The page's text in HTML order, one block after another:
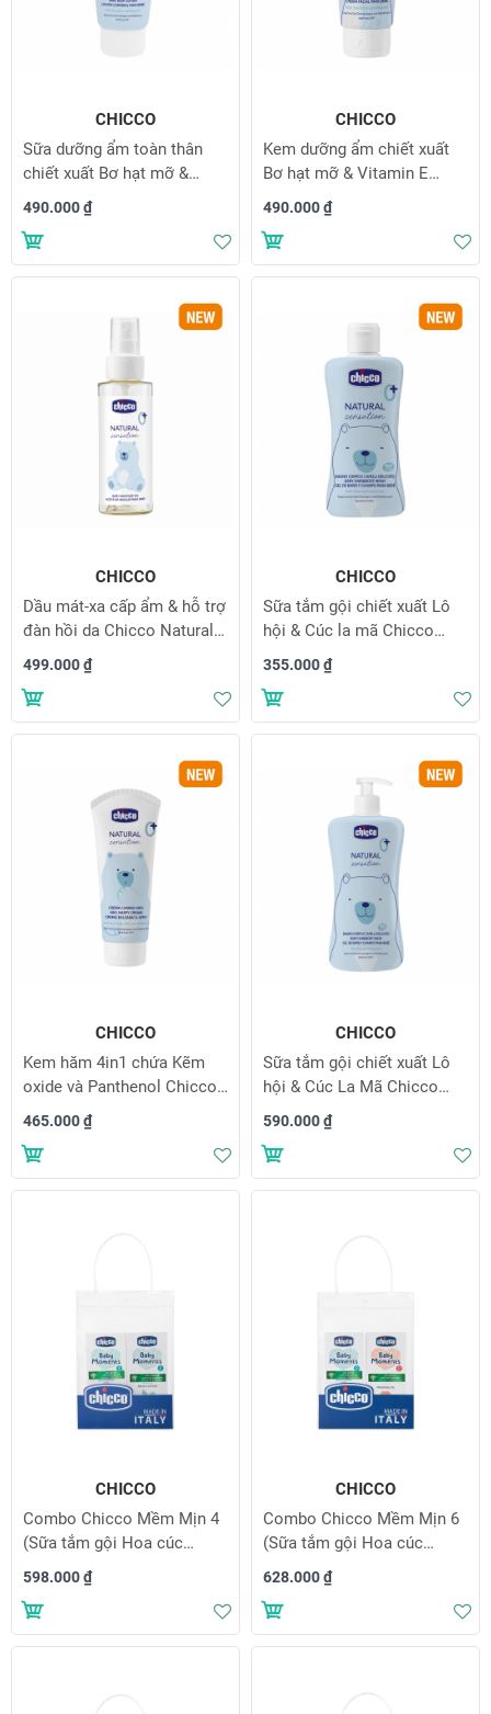
CHICCO
Sữa dưỡng ẩm toàn thân
chiết xuất Bơ hạt mỡ &
Vitamin E Chicco Natural
Sensation 0M+ 150ml
490.000 ₫
Thêm vào danh sách yêu thích
CHICCO
Kem dưỡng ẩm chiết xuất
Bơ hạt mỡ & Vitamin E
Chicco Natural Sensation
0M+ 50ml
490.000 ₫
CHICCO
Dầu mát-xa cấp ẩm & hỗ trợ
đàn hồi da Chicco Natural
Sensation 0M+
499.000 ₫
Thêm vào danh sách yêu thích
CHICCO
Sữa tắm gội chiết xuất Lô
hội & Cúc la mã Chicco
Natural Sensation 0M+
355.000 ₫
CHICCO
Kem hăm 4in1 chứa Kẽm
oxide và Panthenol Chicco
Natural Sensation 0M+
465.000 ₫
Thêm vào danh sách yêu thích
CHICCO
Sữa tắm gội chiết xuất Lô
hội & Cúc La Mã Chicco
Natural Sensation 0M+
590.000 ₫
CHICCO
Combo Chicco Mềm Mịn 4
(Sữa tắm gội Hoa cúc
200ml & Sữa dưỡng ẩm
Hạnh nhân 200ml)
598.000 ₫
Thêm vào danh sách yêu thích
CHICCO
Combo Chicco Mềm Mịn 6
(Sữa tắm gội Hoa cúc
200ml & Dầu mát-xa Hạt
bông 200ml)
628.000 ₫